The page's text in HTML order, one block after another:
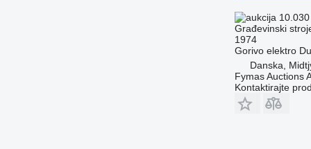
Građevinski
1974
Gorivo elektro
Danska,
Fymas Auctions
Kontaktirajte